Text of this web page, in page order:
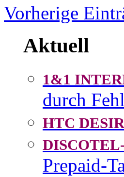
Vorherige
Aktuell
1&1
durch
HTC
Prepaid-